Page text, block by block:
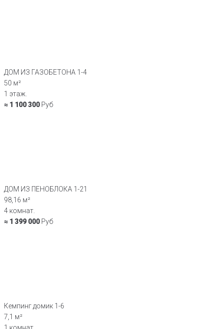
ДОМ ИЗ ГАЗОБЕТОНА 1-4
50 м²
1 этаж.
≈ 1 100 300 Руб
ДОМ ИЗ ПЕНОБЛОКА 1-21
98,16 м²
4 комнат.
≈ 1 399 000 Руб
Кемпинг домик 1-6
7,1 м²